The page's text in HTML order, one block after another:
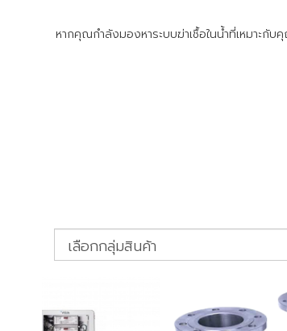
หากคุณกำลังมองหาระบบฆ่าเชื้อในน้ำที่เหมาะกั